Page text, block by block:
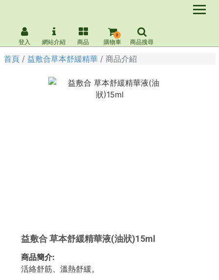
登入 網站介紹 商品 購物車
0
商品搜尋
首頁 益敷合草本舒緩精華 商品介紹
益敷合 草本舒緩精華液(油狀)15ml
商品簡介:
活絡舒筋、溫熱舒緩。